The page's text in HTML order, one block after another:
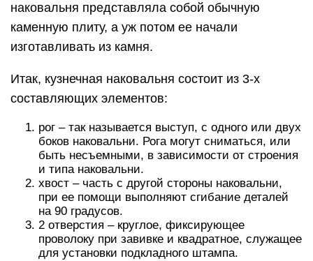
наковальня представляла собой обычную
каменную плиту, а уж потом ее начали
изготавливать из камня.
Итак, кузнечная наковальня состоит из 3-х
составляющих элементов:
рог – так называется выступ, с одного или двух
боков наковальни. Рога могут сниматься, или
быть несъемными, в зависимости от строения
и типа наковальни.
хвост – часть с другой стороны наковальни,
при ее помощи выполняют сгибание деталей
на 90 градусов.
2 отверстия – круглое, фиксирующее
проволоку при завивке и квадратное, служащее
для установки подкладного штампа.